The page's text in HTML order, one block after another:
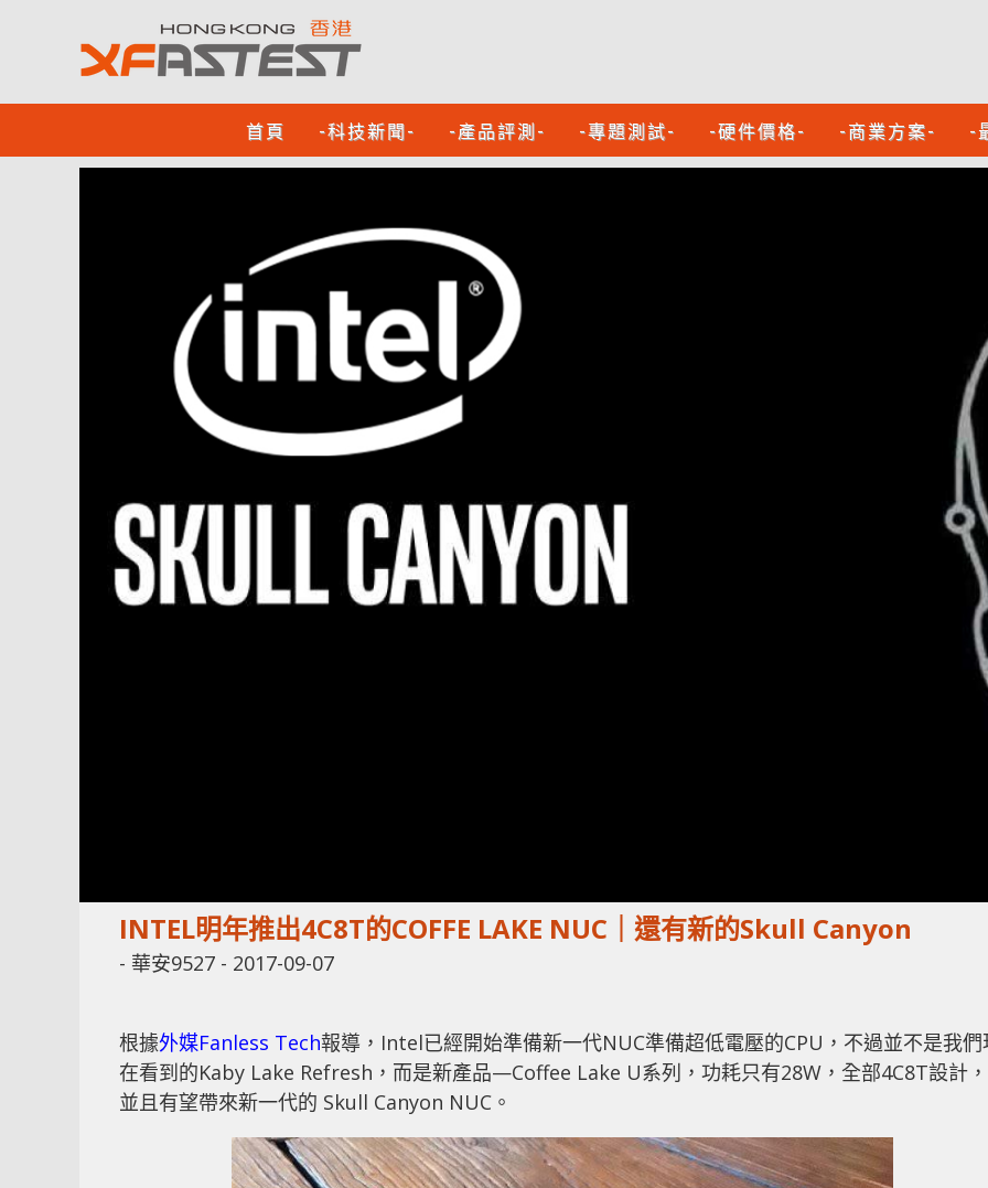
首頁 -科技新聞- -產品評測- -專題測試- -硬件價格- -商業方案- -
INTEL明年推出4C8T的COFFE LAKE NUC｜還有新的Skull Canyon
- 華安9527 - 2017-09-07
根據外媒Fanless Tech報導，Intel已經開始準備新一代NUC準備超低電壓的CPU，不過並不是我們
在看到的Kaby Lake Refresh，而是新產品—Coffee Lake U系列，功耗只有28W，全部4C8T設計，
並且有望帶來新一代的 Skull Canyon NUC。